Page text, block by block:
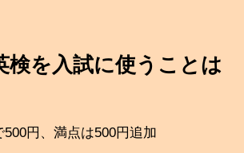
検を入試に使うことは
円、満点は500円追加